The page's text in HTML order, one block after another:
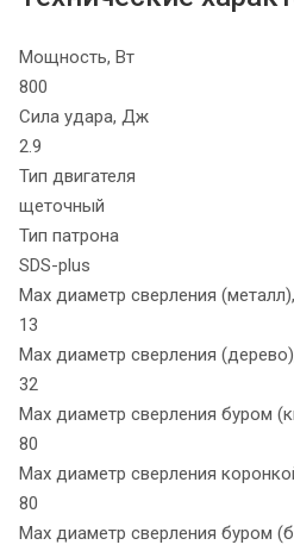
Мощность, Вт
800
Сила удара, Дж
2.9
Тип двигателя
щеточный
Тип патрона
SDS-plus
Max диаметр сверления
13
Max диаметр сверления
32
Max диаметр сверления буром
80
Max диаметр сверления
80
Max диаметр сверления буром